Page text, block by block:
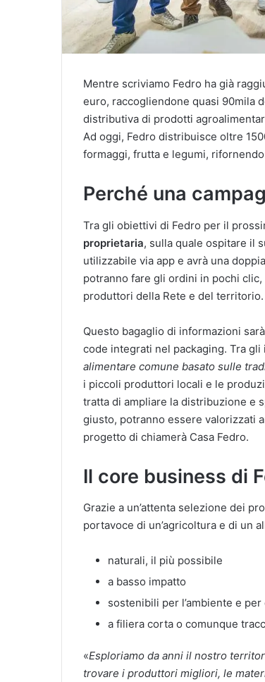
Mentre scriviamo Fedro ha già
euro, raccogliendone quasi 90mila
distributiva di prodotti
Ad oggi, Fedro distribuisce oltre
formaggi, frutta e legumi,
Perché una
Tra gli obiettivi di Fedro per il
proprietaria, sulla quale ospitare il
utilizzabile via app e avrà una
potranno fare gli ordini in pochi
produttori della Rete e del territorio.
Questo bagaglio di informazioni
code integrati nel packaging. Tra gli
alimentare comune basato sulle
i piccoli produttori locali e le
tratta di ampliare la distribuzione e
giusto, potranno essere valorizzati
progetto di chiamerà Casa Fedro.
Il core business di
Grazie a un’attenta selezione dei
portavoce di un’agricoltura e di un
naturali, il più possibile
a basso impatto
sostenibili per l’ambiente e
a filiera corta o comunque
«Esploriamo da anni il nostro
trovare i produttori migliori, le